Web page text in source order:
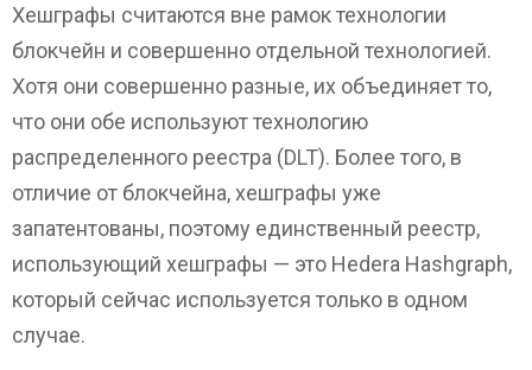
Хешграфы считаются вне рамок технологии
блокчейн и совершенно отдельной технологией.
Хотя они совершенно разные, их объединяет то,
что они обе используют технологию
распределенного реестра (DLT). Более того, в
отличие от блокчейна, хешграфы уже
запатентованы, поэтому единственный реестр,
использующий хешграфы — это Hedera Hashgraph,
который сейчас используется только в одном
случае.